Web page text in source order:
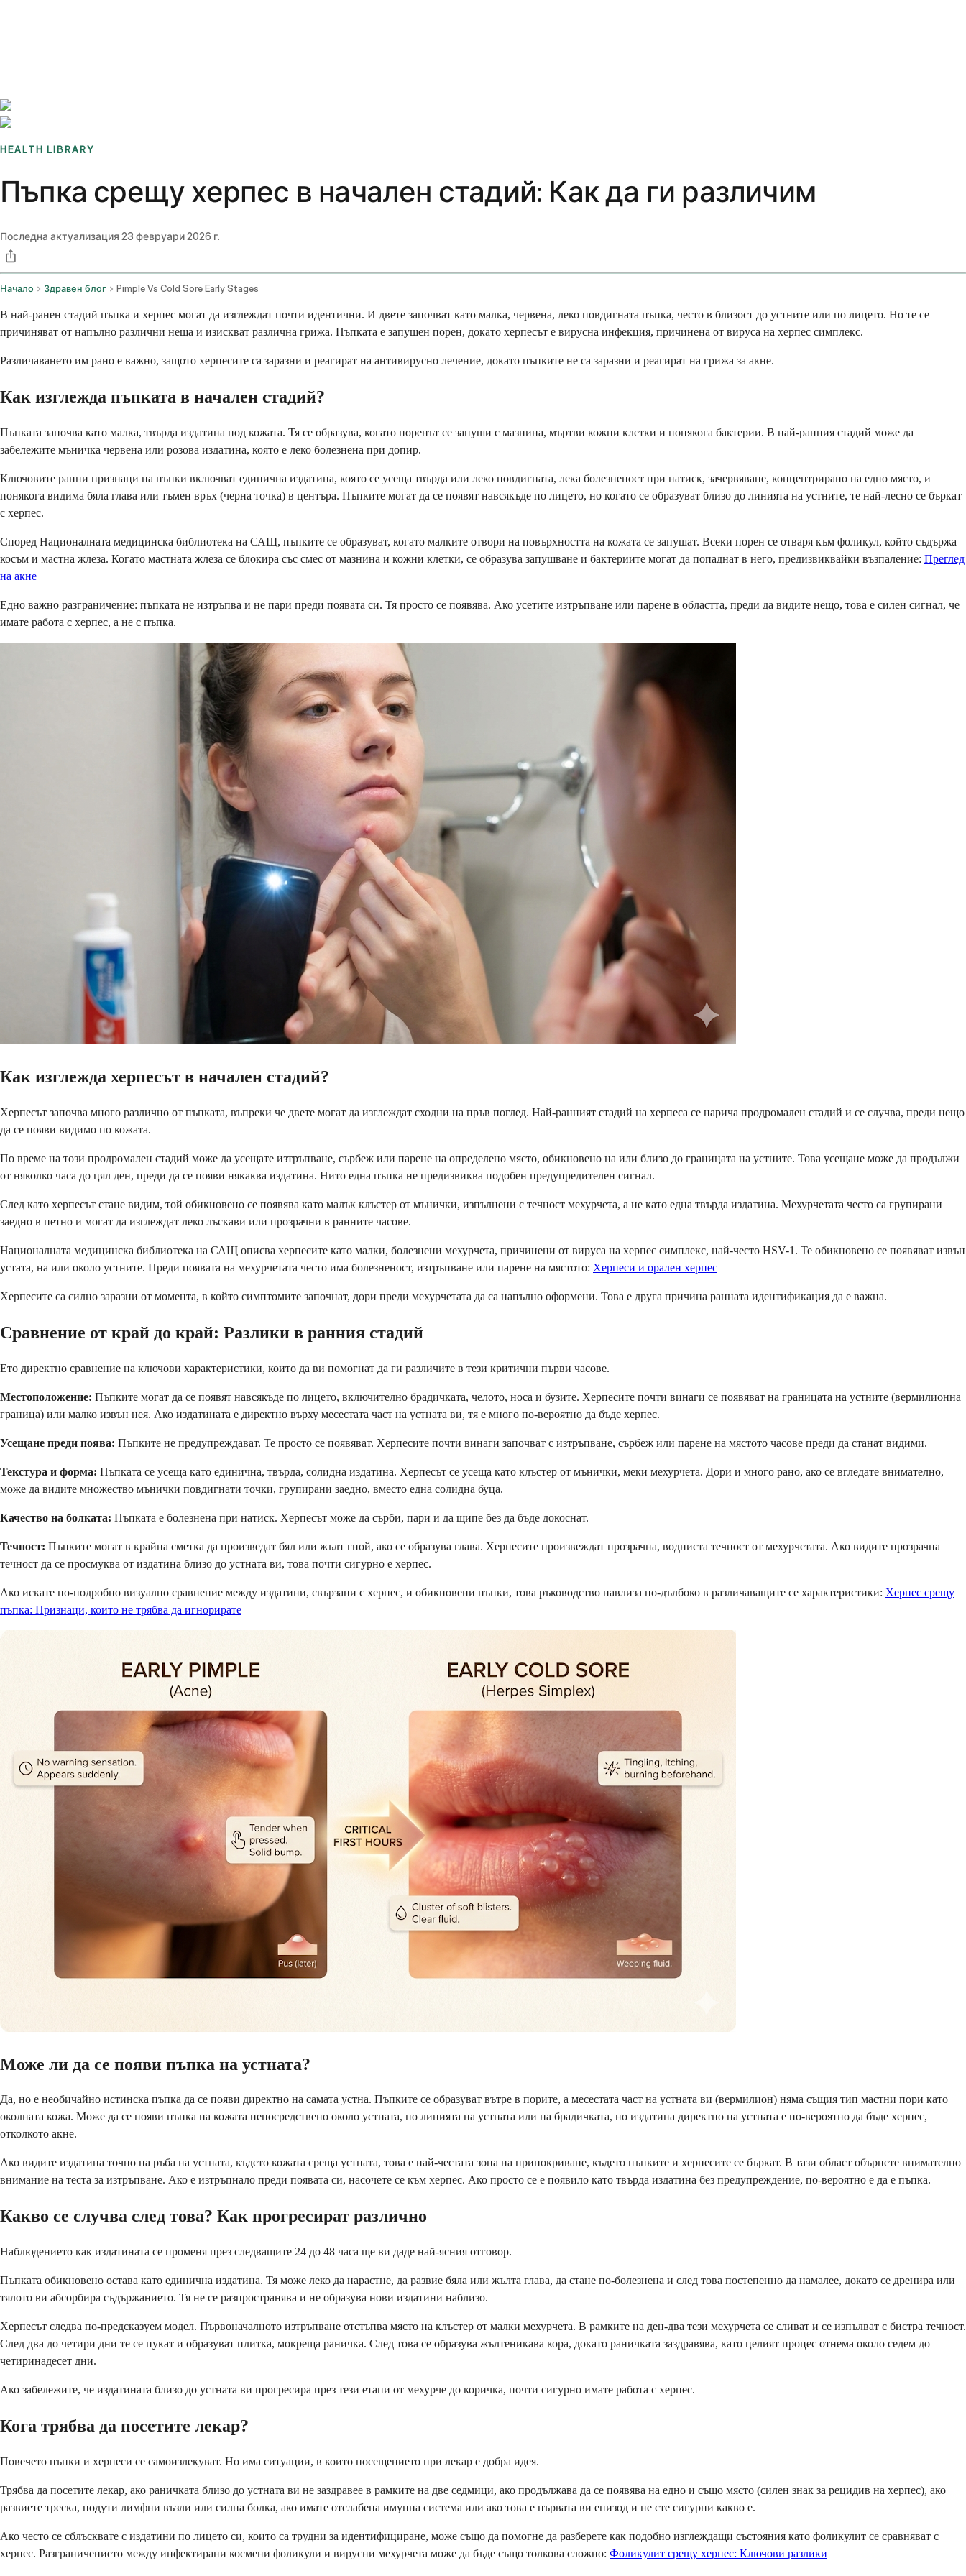
HEALTH LIBRARY
Пъпка срещу херпес в начален стадий: Как да ги различим
Последна актуализация 23 февруари 2026 г.
Начало Здравен блог Pimple Vs Cold Sore Early Stages
В най-ранен стадий пъпка и херпес могат да изглеждат почти идентични. И двете започват като малка, червена, леко повдигната пъпка, често в близост до устните или по лицето. Но те се
причиняват от напълно различни неща и изискват различна грижа. Пъпката е запушен порен, докато херпесът е вирусна инфекция, причинена от вируса на херпес симплекс.
Различаването им рано е важно, защото херпесите са заразни и реагират на антивирусно лечение, докато пъпките не са заразни и реагират на грижа за акне.
Как изглежда пъпката в начален стадий?
Пъпката започва като малка, твърда издатина под кожата. Тя се образува, когато поренът се запуши с мазнина, мъртви кожни клетки и понякога бактерии. В най-ранния стадий може да
забележите мъничка червена или розова издатина, която е леко болезнена при допир.
Ключовите ранни признаци на пъпки включват единична издатина, която се усеща твърда или леко повдигната, лека болезненост при натиск, зачервяване, концентрирано на едно място, и
понякога видима бяла глава или тъмен връх (черна точка) в центъра. Пъпките могат да се появят навсякъде по лицето, но когато се образуват близо до линията на устните, те най-лесно се бъркат
с херпес.
Според Националната медицинска библиотека на САЩ, пъпките се образуват, когато малките отвори на повърхността на кожата се запушат. Всеки порен се отваря към фоликул, който съдържа
косъм и мастна жлеза. Когато мастната жлеза се блокира със смес от мазнина и кожни клетки, се образува запушване и бактериите могат да попаднат в него, предизвиквайки възпаление: Преглед
на акне
Едно важно разграничение: пъпката не изтръпва и не пари преди появата си. Тя просто се появява. Ако усетите изтръпване или парене в областта, преди да видите нещо, това е силен сигнал, че
имате работа с херпес, а не с пъпка.
Как изглежда херпесът в начален стадий?
Херпесът започва много различно от пъпката, въпреки че двете могат да изглеждат сходни на пръв поглед. Най-ранният стадий на херпеса се нарича продромален стадий и се случва, преди нещо
да се появи видимо по кожата.
По време на този продромален стадий може да усещате изтръпване, сърбеж или парене на определено място, обикновено на или близо до границата на устните. Това усещане може да продължи
от няколко часа до цял ден, преди да се появи някаква издатина. Нито една пъпка не предизвиква подобен предупредителен сигнал.
След като херпесът стане видим, той обикновено се появява като малък клъстер от мънички, изпълнени с течност мехурчета, а не като една твърда издатина. Мехурчетата често са групирани
заедно в петно и могат да изглеждат леко лъскави или прозрачни в ранните часове.
Националната медицинска библиотека на САЩ описва херпесите като малки, болезнени мехурчета, причинени от вируса на херпес симплекс, най-често HSV-1. Те обикновено се появяват извън
устата, на или около устните. Преди появата на мехурчетата често има болезненост, изтръпване или парене на мястото: Херпеси и орален херпес
Херпесите са силно заразни от момента, в който симптомите започнат, дори преди мехурчетата да са напълно оформени. Това е друга причина ранната идентификация да е важна.
Сравнение от край до край: Разлики в ранния стадий
Ето директно сравнение на ключови характеристики, които да ви помогнат да ги различите в тези критични първи часове.
Местоположение: Пъпките могат да се появят навсякъде по лицето, включително брадичката, челото, носа и бузите. Херпесите почти винаги се появяват на границата на устните (вермилионна
граница) или малко извън нея. Ако издатината е директно върху месестата част на устната ви, тя е много по-вероятно да бъде херпес.
Усещане преди поява: Пъпките не предупреждават. Те просто се появяват. Херпесите почти винаги започват с изтръпване, сърбеж или парене на мястото часове преди да станат видими.
Текстура и форма: Пъпката се усеща като единична, твърда, солидна издатина. Херпесът се усеща като клъстер от мънички, меки мехурчета. Дори и много рано, ако се вгледате внимателно,
може да видите множество мънички повдигнати точки, групирани заедно, вместо една солидна буца.
Качество на болката: Пъпката е болезнена при натиск. Херпесът може да сърби, пари и да щипе без да бъде докоснат.
Течност: Пъпките могат в крайна сметка да произведат бял или жълт гной, ако се образува глава. Херпесите произвеждат прозрачна, водниста течност от мехурчетата. Ако видите прозрачна
течност да се просмуква от издатина близо до устната ви, това почти сигурно е херпес.
Ако искате по-подробно визуално сравнение между издатини, свързани с херпес, и обикновени пъпки, това ръководство навлиза по-дълбоко в различаващите се характеристики: Херпес срещу
пъпка: Признаци, които не трябва да игнорирате
Може ли да се появи пъпка на устната?
Да, но е необичайно истинска пъпка да се появи директно на самата устна. Пъпките се образуват вътре в порите, а месестата част на устната ви (вермилион) няма същия тип мастни пори като
околната кожа. Може да се появи пъпка на кожата непосредствено около устната, по линията на устната или на брадичката, но издатина директно на устната е по-вероятно да бъде херпес,
отколкото акне.
Ако видите издатина точно на ръба на устната, където кожата среща устната, това е най-честата зона на припокриване, където пъпките и херпесите се бъркат. В тази област обърнете внимателно
внимание на теста за изтръпване. Ако е изтръпнало преди появата си, насочете се към херпес. Ако просто се е появило като твърда издатина без предупреждение, по-вероятно е да е пъпка.
Какво се случва след това? Как прогресират различно
Наблюдението как издатината се променя през следващите 24 до 48 часа ще ви даде най-ясния отговор.
Пъпката обикновено остава като единична издатина. Тя може леко да нарастне, да развие бяла или жълта глава, да стане по-болезнена и след това постепенно да намалее, докато се дренира или
тялото ви абсорбира съдържанието. Тя не се разпространява и не образува нови издатини наблизо.
Херпесът следва по-предсказуем модел. Първоначалното изтръпване отстъпва място на клъстер от малки мехурчета. В рамките на ден-два тези мехурчета се сливат и се изпълват с бистра течност.
След два до четири дни те се пукат и образуват плитка, мокреща раничка. След това се образува жълтеникава кора, докато раничката заздравява, като целият процес отнема около седем до
четиринадесет дни.
Ако забележите, че издатината близо до устната ви прогресира през тези етапи от мехурче до коричка, почти сигурно имате работа с херпес.
Кога трябва да посетите лекар?
Повечето пъпки и херпеси се самоизлекуват. Но има ситуации, в които посещението при лекар е добра идея.
Трябва да посетите лекар, ако раничката близо до устната ви не заздравее в рамките на две седмици, ако продължава да се появява на едно и също място (силен знак за рецидив на херпес), ако
развиете треска, подути лимфни възли или силна болка, ако имате отслабена имунна система или ако това е първата ви епизод и не сте сигурни какво е.
Ако често се сблъсквате с издатини по лицето си, които са трудни за идентифициране, може също да помогне да разберете как подобно изглеждащи състояния като фоликулит се сравняват с
херпес. Разграничението между инфектирани космени фоликули и вирусни мехурчета може да бъде също толкова сложно: Фоликулит срещу херпес: Ключови разлики